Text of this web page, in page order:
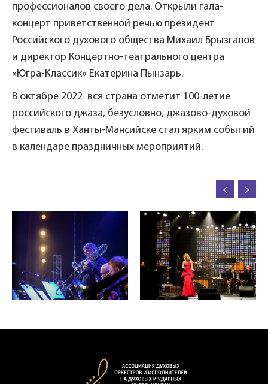
профессионалов своего дела. Открыли гала-
концерт приветственной речью президент
Российского духового общества Михаил Брызгалов
и директор Концертно-театрального центра
«Югра-Классик» Екатерина Пынзарь.
В октябре 2022 вся страна отметит 100-летие
российского джаза, безусловно, джазово-духовой
фестиваль в Ханты-Мансийске стал ярким событий
в календаре праздничных мероприятий.